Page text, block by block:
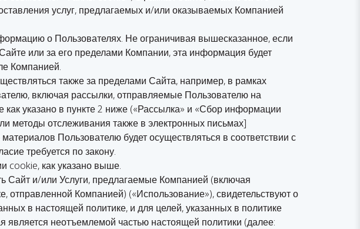
услуг, предлагаемых и/или оказываемых Компанией
о Пользователях. Не ограничивая вышесказанное, если
или за его пределами Компании, эта информация будет
Компанией.
также за пределами Сайта, например, в рамках
включая рассылки, отправляемые Пользователю на
указано в пункте 2 ниже («Рассылка» и «Сбор информации
методы отслеживания также в электронных письмах]
Пользователю будет осуществляться в соответствии с
требуется по закону.
cookie, как указано выше.
Сайт и/или Услуги, предлагаемые Компанией (включая
отправленной Компанией) («Использование»), свидетельствуют о
в настоящей политике, и для целей, указанных в политике
является неотъемлемой частью настоящей политики (далее: